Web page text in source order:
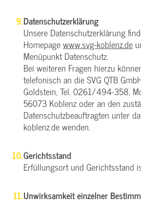
Datenschutzerklärung
Unsere Datenschutzerklärung
Homepagewww.svg-koblenz.de
Menüpunkt Datenschutz.
Bei weiteren Fragen hierzu
telefonisch an die SVG QTB
Goldstein, Tel. 0261/494-358,
56073 Koblenz oder an den
Datenschutzbeauftragten unter
koblenz.de wenden.
Gerichtsstand
Erfüllungsort und Gerichtsstand
Unwirksamkeit einzelner